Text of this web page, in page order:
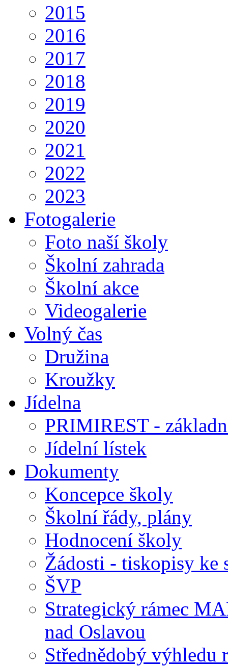
2015
2016
2017
2018
2019
2020
2021
2022
2023
Fotogalerie
Foto naší školy
Školní zahrada
Školní akce
Videogalerie
Volný čas
Družina
Kroužky
Jídelna
PRIMIREST -
Jídelní lístek
Dokumenty
Koncepce školy
Školní řády, plány
Hodnocení školy
Žádosti - tiskopisy ke
ŠVP
Strategický rámec
nad Oslavou
Střednědobý výhledu